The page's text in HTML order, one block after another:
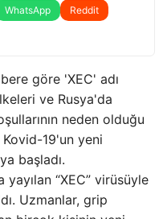
WhatsApp
Reddit
göre 'XEC' adı
ve Rusya'da
neden olduğu
Kovid-19'un yeni
başladı.
“XEC” virüsüyle
Uzmanlar, grip